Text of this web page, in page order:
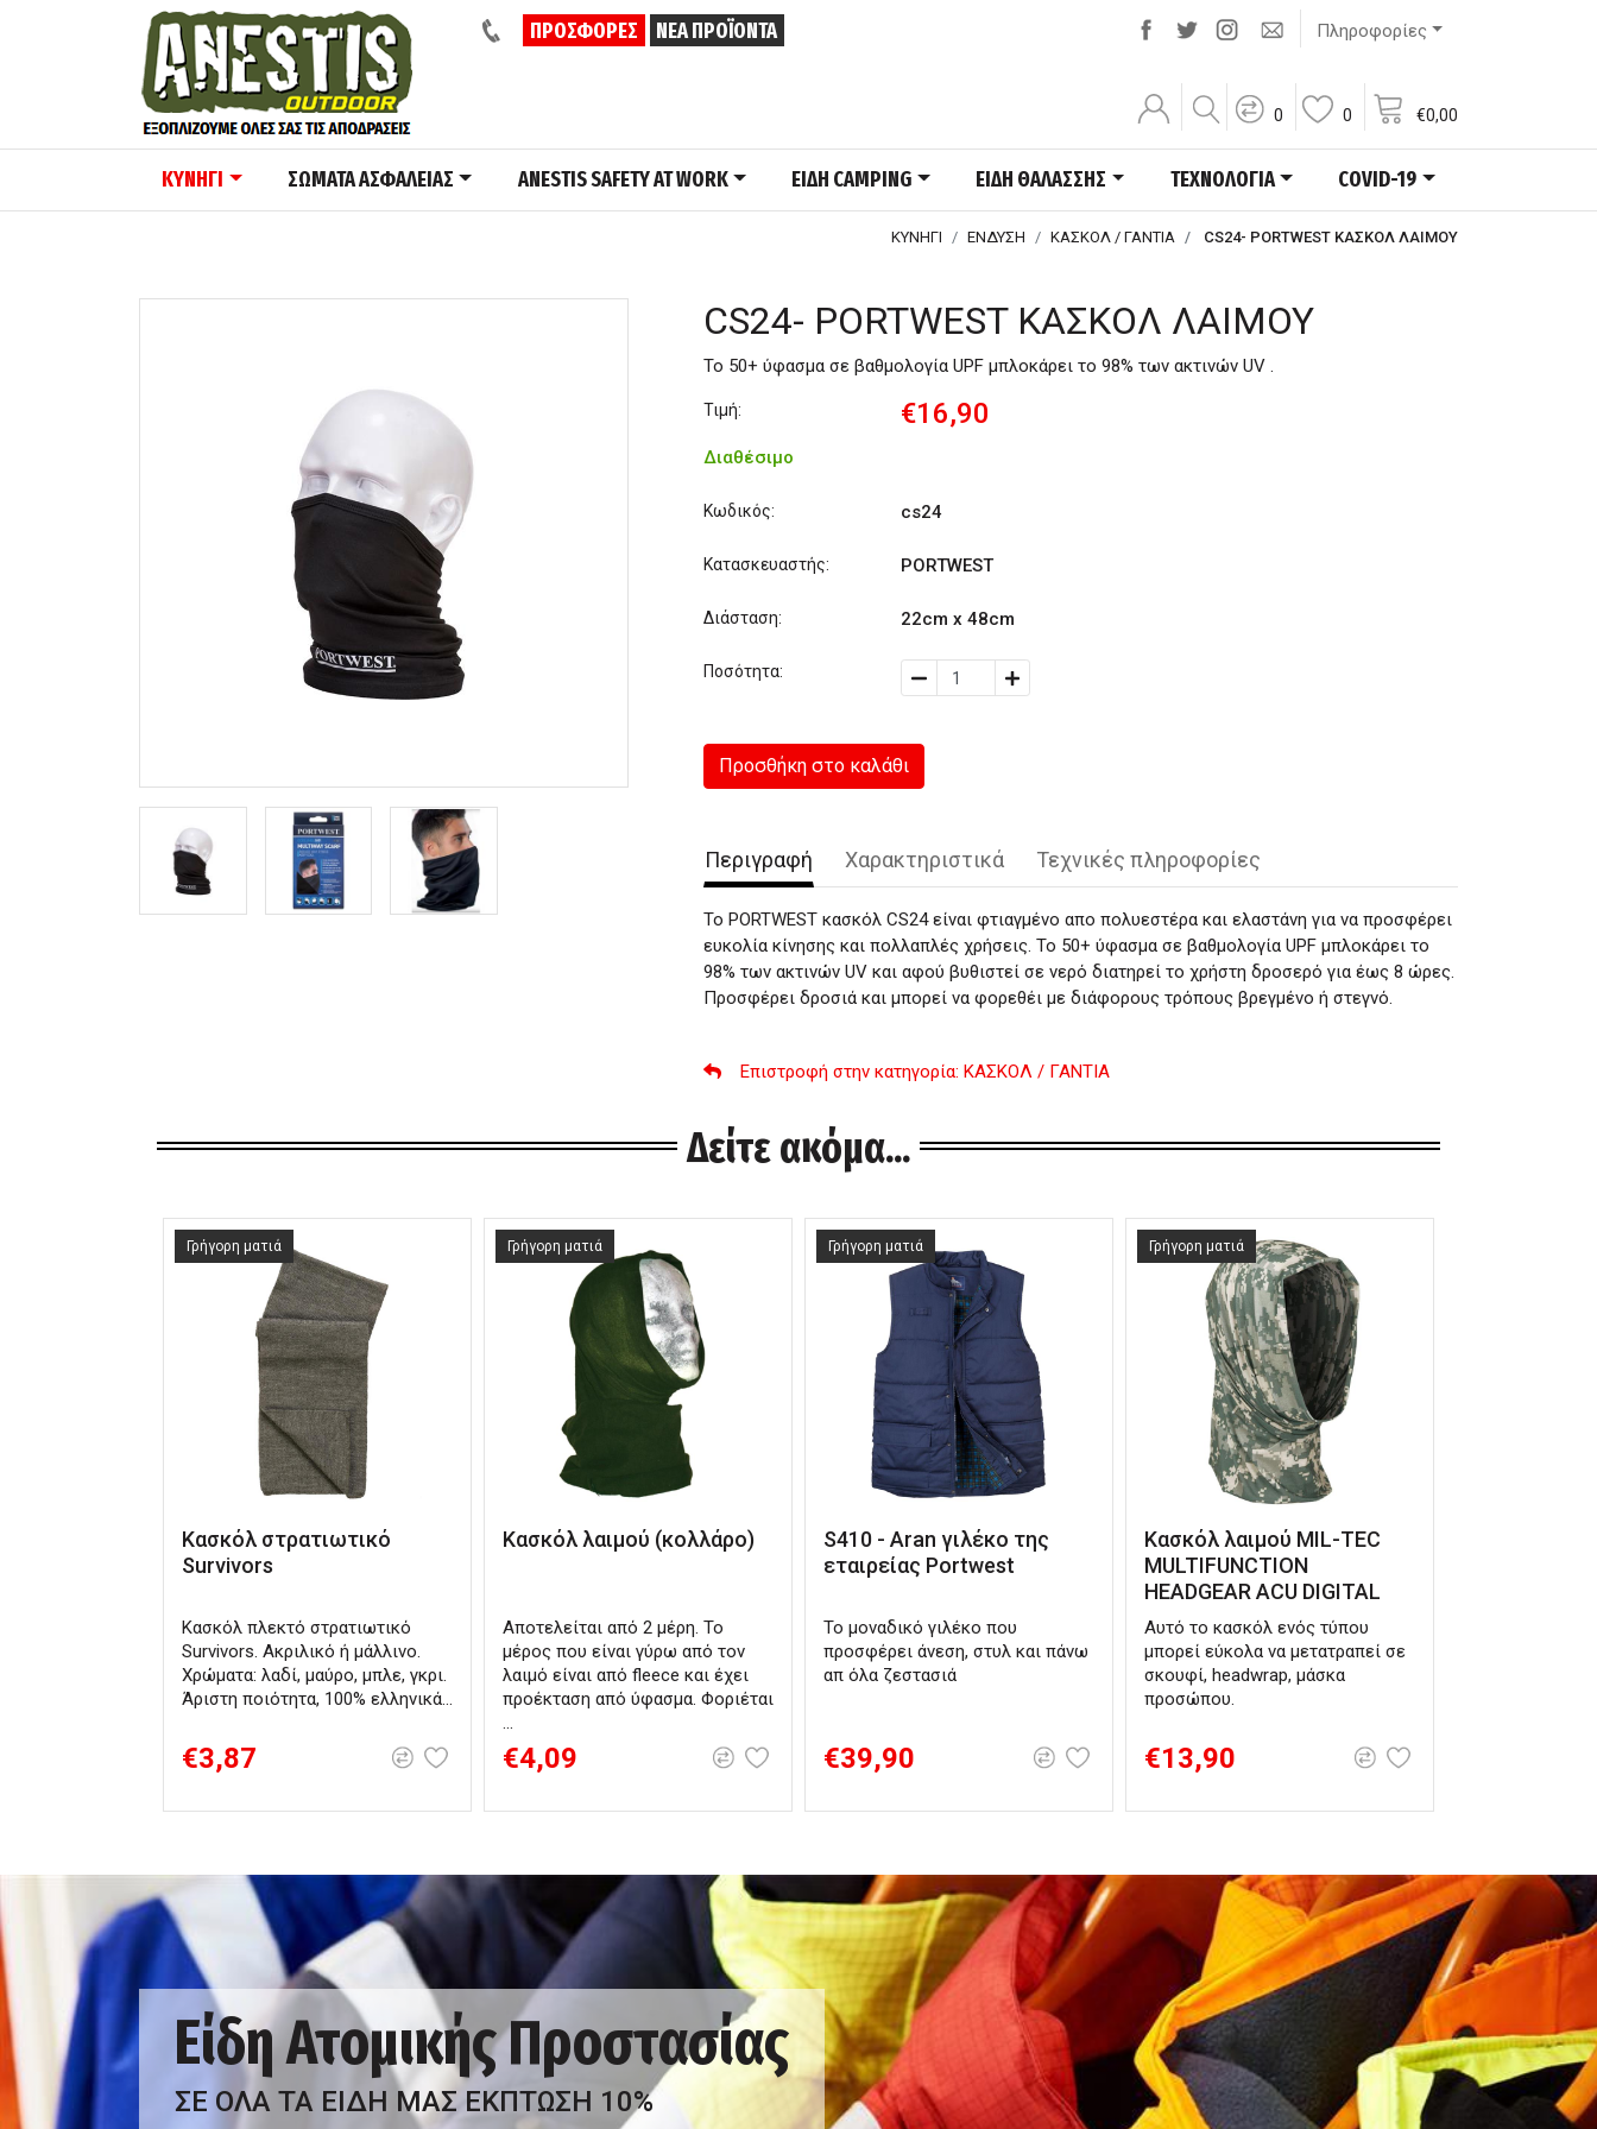
ΠΡΟΣΦΟΡΕΣ ΝΕΑ ΠΡΟΪΟΝΤΑ Πληροφορίες
0 0 €0,00
ΚΥΝΗΓΙ ΣΩΜΑΤΑ ΑΣΦΑΛΕΙΑΣ ANESTIS SAFETY AT WORK ΕΙΔΗ CAMPING ΕΙΔΗ ΘΑΛΑΣΣΗΣ ΤΕΧΝΟΛΟΓΙΑ COVID-19
ΚΥΝΗΓΙ ΕΝΔΥΣΗ ΚΑΣΚΟΛ / ΓΑΝΤΙΑ CS24- PORTWEST ΚΑΣΚΟΛ ΛΑΙΜΟΥ
CS24- PORTWEST ΚΑΣΚΟΛ ΛΑΙΜΟΥ
Το 50+ ύφασμα σε βαθμολογία UPF μπλοκάρει το 98% των ακτινών UV .
Τιμή: €16,90
Διαθέσιμο
Κωδικός: cs24
Κατασκευαστής: PORTWEST
Διάσταση: 22cm x 48cm
Ποσότητα:
Προσθήκη στο καλάθι
Περιγραφή Χαρακτηριστικά Τεχνικές πληροφορίες
Το PORTWEST κασκόλ CS24 είναι φτιαγμένο απο πολυεστέρα και ελαστάνη για να προσφέρει
ευκολία κίνησης και πολλαπλές χρήσεις. Το 50+ ύφασμα σε βαθμολογία UPF μπλοκάρει το
98% των ακτινών UV και αφού βυθιστεί σε νερό διατηρεί το χρήστη δροσερό για έως 8 ώρες.
Προσφέρει δροσιά και μπορεί να φορεθέι με διάφορους τρόπους βρεγμένο ή στεγνό.
Επιστροφή στην κατηγορία: ΚΑΣΚΟΛ / ΓΑΝΤΙΑ
Δείτε ακόμα...
Κασκόλ στρατιωτικό
Survivors
Κασκόλ πλεκτό στρατιωτικό
Survivors. Ακριλικό ή μάλλινο.
Χρώματα: λαδί, μαύρο, μπλε, γκρι.
Άριστη ποιότητα, 100% ελληνικά...
€3,87
Γρήγορη ματιά
Κασκόλ λαιμού (κολλάρο)
Αποτελείται από 2 μέρη. Το
μέρος που είναι γύρω από τον
λαιμό είναι από fleece και έχει
προέκταση από ύφασμα. Φοριέται
...
€4,09
Γρήγορη ματιά
S410 - Aran γιλέκο της
εταιρείας Portwest
Το μοναδικό γιλέκο που
προσφέρει άνεση, στυλ και πάνω
απ όλα ζεστασιά
€39,90
Γρήγορη ματιά
Κασκόλ λαιμού MIL-TEC
MULTIFUNCTION
HEADGEAR ACU DIGITAL
Αυτό το κασκόλ ενός τύπου
μπορεί εύκολα να μετατραπεί σε
σκουφί, headwrap, μάσκα
προσώπου.
€13,90
Γρήγορη ματιά
Είδη Ατομικής Προστασίας
ΣΕ ΟΛΑ ΤΑ ΕΙΔΗ ΜΑΣ ΕΚΠΤΩΣΗ 10%